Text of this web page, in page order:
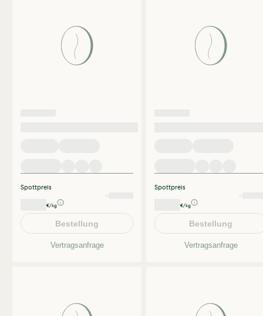
Spottpreis
€/kg
Bestellung
Vertragsanfrage
Spottpreis
€/kg
Bestellung
Vertragsanfrage